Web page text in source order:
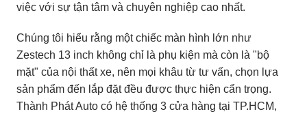
việc với sự tận tâm và chuyên nghiệp cao nhất.
Chúng tôi hiểu rằng một chiếc màn hình lớn như
Zestech 13 inch không chỉ là phụ kiện mà còn là "bộ
mặt" của nội thất xe, nên mọi khâu từ tư vấn, chọn lựa
sản phẩm đến lắp đặt đều được thực hiện cẩn trọng.
Thành Phát Auto có hệ thống 3 cửa hàng tại TP.HCM,